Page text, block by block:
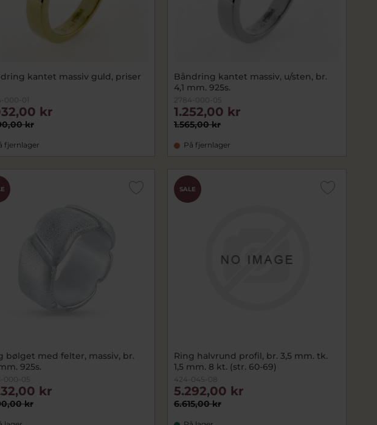
kantet massiv guld, priser
000-01
kr
kr
fjernlager
Båndring kantet massiv, u/sten, br.
4,1 mm. 925s.
2784-000-05
1.565,00 kr
1.252,00 kr
På fjernlager
bølget med felter, massiv, br.
925s.
000-05
kr
kr
SALE
Ring halvrund profil, br. 3,5 mm. tk.
1,5 mm. 8 kt. (str. 60-69)
424-045-08
6.615,00 kr
5.292,00 kr